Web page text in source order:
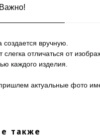
Важно!
вручную.
слегка отличаться от
каждого изделия.
актуальные фото
также